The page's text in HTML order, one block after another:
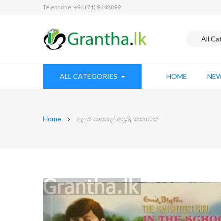
Telephone: +94 (71) 9448899
ALL CATEGORIES HOME
Home අලුත් පාසලේ අපූරු කතාවක්
Skip
to
end